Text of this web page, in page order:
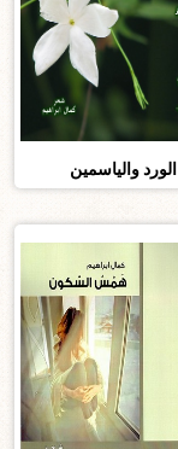
الورد والياسمين